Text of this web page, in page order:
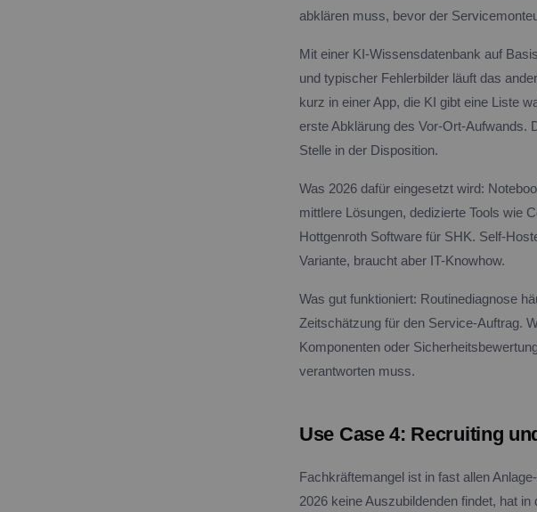
abklären muss, bevor der
Mit einer KI-Wissensdatenbank auf
und typischer Fehlerbilder läuft das
kurz in einer App, die KI gibt eine Liste
erste Abklärung des Vor-Ort-Aufwands.
Stelle in der Disposition.
Was 2026 dafür eingesetzt wird:
mittlere Lösungen, dedizierte Tools wie
Hottgenroth Software für SHK. Self-
Variante, braucht aber IT-Knowhow.
Was gut funktioniert: Routinediagnose
Zeitschätzung für den Service-Auftrag.
Komponenten oder
verantworten muss.
Use Case 4: Recruiting
Fachkräftemangel ist in fast allen
2026 keine Auszubildenden findet, hat